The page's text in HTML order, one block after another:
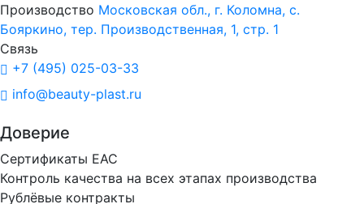
Производство Московская обл., г. Коломна, с.
Бояркино, тер. Производственная, 1, стр. 1
Связь
+7 (495) 025-03-33
info@beauty-plast.ru
Доверие
Сертификаты ЕАС
Контроль качества на всех этапах производства
Рублёвые контракты